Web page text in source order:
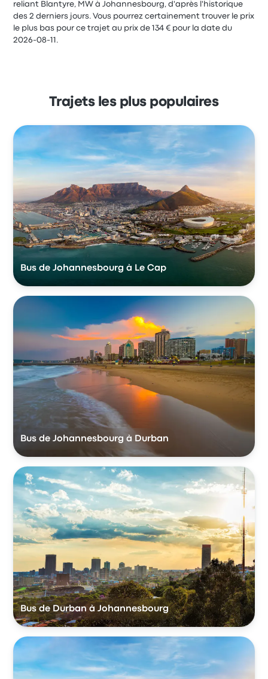
reliant Blantyre, MW à Johannesbourg, d'après l'historique
des 2 derniers jours. Vous pourrez certainement trouver le prix
le plus bas pour ce trajet au prix de 134 € pour la date du
2026-08-11.
Trajets les plus populaires
Bus de Johannesbourg à Le Cap
Bus de Johannesbourg à Durban
Bus de Durban à Johannesbourg